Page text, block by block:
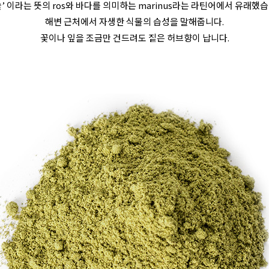
’ 이라는 뜻의 ros와 바다를 의미하는 marinus라는 라틴어에서 유래했
해변 근처에서 자생한 식물의 습성을 말해줍니다.
꽃이나 잎을 조금만 건드려도 짙은 허브향이 납니다.